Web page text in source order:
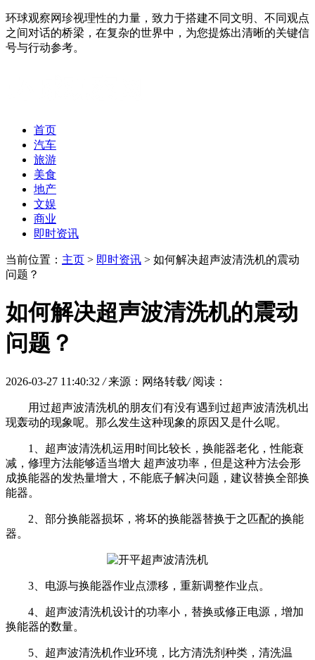
环球观察网珍视理性的力量，致力于搭建不同文明、不同观点
之间对话的桥梁，在复杂的世界中，为您提炼出清晰的关键信
号与行动参考。
首页
汽车
旅游
美食
地产
文娱
商业
即时资讯
当前位置： 主页 > 即时资讯 > 如何解决超声波清洗机的震动
问题？
如何解决超声波清洗机的震动
问题？
2026-03-27 11:40:32 / 来源：网络转载/ 阅读：
用过超声波清洗机的朋友们有没有遇到过超声波清洗机出
现轰动的现象呢。那么发生这种现象的原因又是什么呢。
1、超声波清洗机运用时间比较长，换能器老化，性能衰
减，修理方法能够适当增大 超声波功率，但是这种方法会形
成换能器的发热量增大，不能底子解决问题，建议替换全部换
能器。
2、部分换能器损坏，将坏的换能器替换于之匹配的换能
器。
3、电源与换能器作业点漂移，重新调整作业点。
4、超声波清洗机设计的功率小，替换或修正电源，增加
换能器的数量。
5、超声波清洗机作业环境，比方清洗剂种类，清洗温